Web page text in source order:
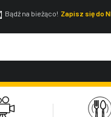
Bądź na bieżąco! Zapisz się do